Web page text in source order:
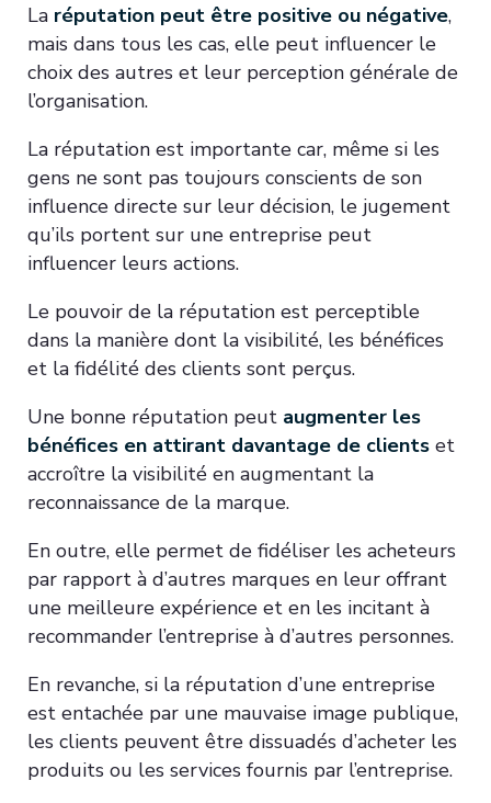
La réputation peut être positive ou négative,
mais dans tous les cas, elle peut influencer le
choix des autres et leur perception générale de
l’organisation.
La réputation est importante car, même si les
gens ne sont pas toujours conscients de son
influence directe sur leur décision, le jugement
qu’ils portent sur une entreprise peut
influencer leurs actions.
Le pouvoir de la réputation est perceptible
dans la manière dont la visibilité, les bénéfices
et la fidélité des clients sont perçus.
Une bonne réputation peut augmenter les
bénéfices en attirant davantage de clients et
accroître la visibilité en augmentant la
reconnaissance de la marque.
En outre, elle permet de fidéliser les acheteurs
par rapport à d’autres marques en leur offrant
une meilleure expérience et en les incitant à
recommander l’entreprise à d’autres personnes.
En revanche, si la réputation d’une entreprise
est entachée par une mauvaise image publique,
les clients peuvent être dissuadés d’acheter les
produits ou les services fournis par l’entreprise.